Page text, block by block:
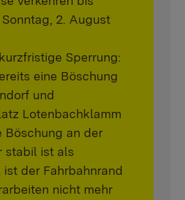
2. August
Sperrung:
eine Böschung
und
Lotenbachklamm
Böschung an der
stabil ist als
ist der Fahrbahnrand
nicht mehr